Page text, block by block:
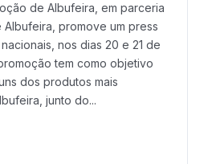
de Albufeira, em parceria
promove um press
nos dias 20 e 21 de
tem como objetivo
dos produtos mais
junto do...